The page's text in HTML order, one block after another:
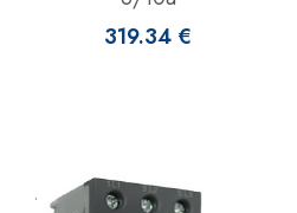
319.34 €